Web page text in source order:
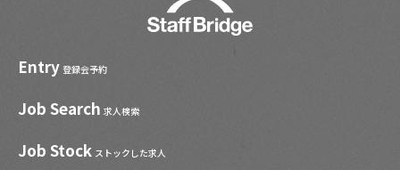
Entry 登録会予約
Job Search 求人検索
Job Stock ストックした求人